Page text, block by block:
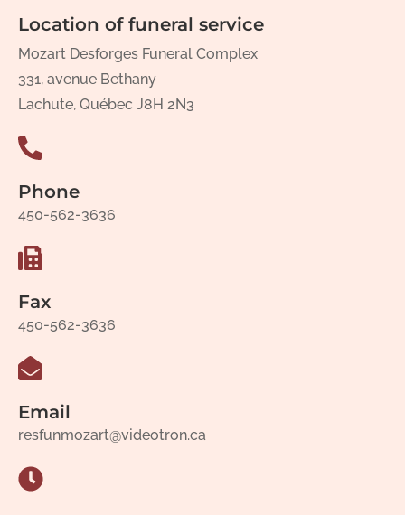
Location of funeral service
Mozart Desforges Funeral Complex
331, avenue Bethany
Lachute, Québec J8H 2N3
Phone
450-562-3636
Fax
450-562-3636
Email
resfunmozart@videotron.ca